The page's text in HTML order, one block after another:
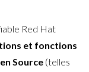
Red Hat
et fonctions
Source (telles